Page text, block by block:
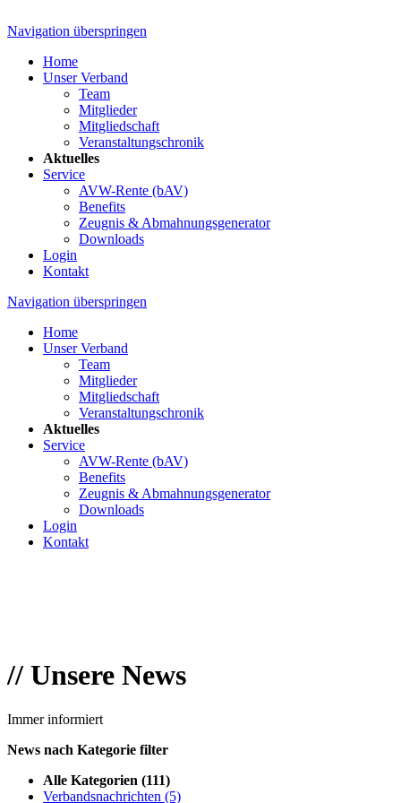
Navigation überspringen
Home
Unser Verband
Team
Mitglieder
Mitgliedschaft
Veranstaltungschronik
Aktuelles
Service
AVW-Rente (bAV)
Benefits
Zeugnis & Abmahnungsgenerator
Downloads
Login
Kontakt
Navigation überspringen
Home
Unser Verband
Team
Mitglieder
Mitgliedschaft
Veranstaltungschronik
Aktuelles
Service
AVW-Rente (bAV)
Benefits
Zeugnis & Abmahnungsgenerator
Downloads
Login
Kontakt
// Unsere News
Immer informiert
News nach Kategorie filter
Alle Kategorien (111)
Verbandsnachrichten (5)